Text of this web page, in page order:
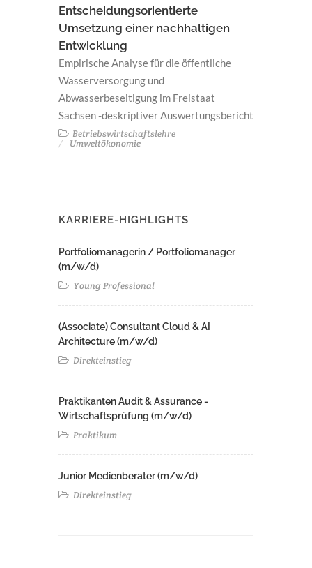
Entscheidungsorientierte
Umsetzung einer nachhaltigen
Entwicklung
Empirische Analyse für die öffentliche
Wasserversorgung und
Abwasserbeseitigung im Freistaat
Sachsen -deskriptiver Auswertungsbericht
Betriebswirtschaftslehre
Umweltökonomie
KARRIERE-HIGHLIGHTS
Portfoliomanagerin / Portfoliomanager
(m/w/d)
Young Professional
(Associate) Consultant Cloud & AI
Architecture (m/w/d)​ ​
Direkteinstieg
Praktikanten Audit & Assurance -
Wirtschaftsprüfung (m/w/d)
Praktikum
Junior Medienberater (m/w/d)
Direkteinstieg